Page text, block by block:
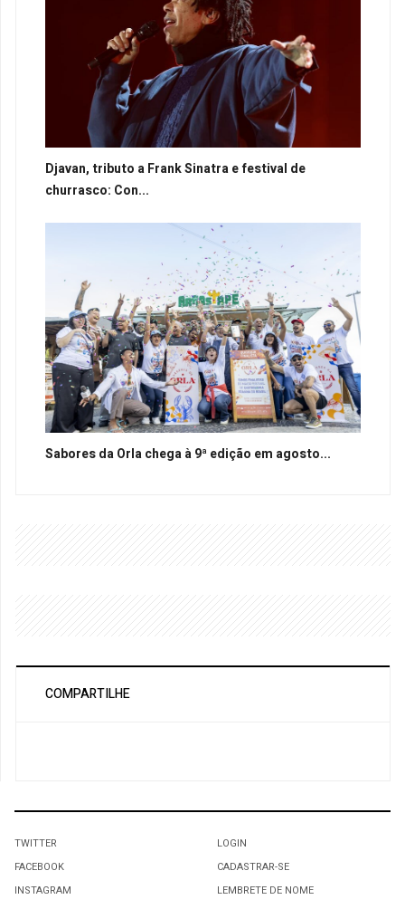
Djavan, tributo a Frank Sinatra e festival de
churrasco: Con...
Sabores da Orla chega à 9ª edição em agosto...
COMPARTILHE
TWITTER
FACEBOOK
INSTAGRAM
LOGIN
CADASTRAR-SE
LEMBRETE DE NOME